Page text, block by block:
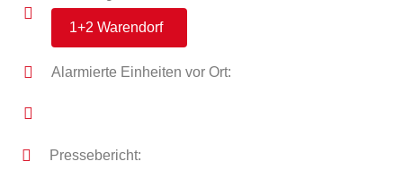
1+2 Warendorf
Alarmierte Einheiten vor Ort:
Pressebericht: